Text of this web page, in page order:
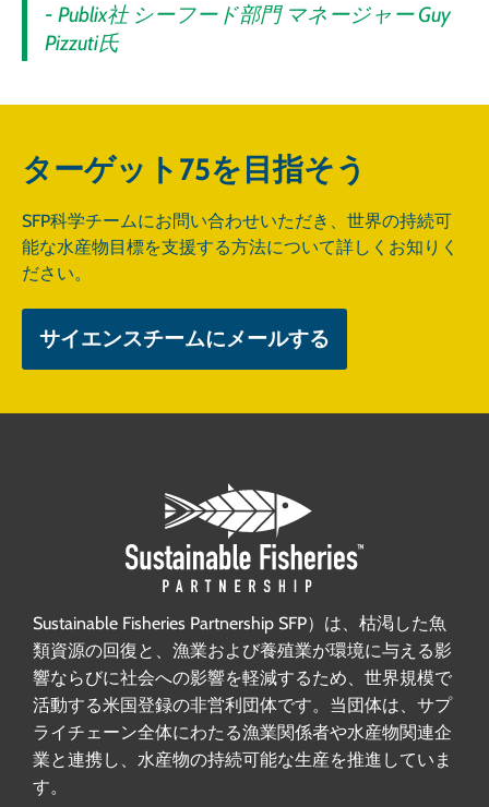
- Publix社 シーフード部門 マネージャー Guy
Pizzuti氏
ターゲット75を目指そう
SFP科学チームにお問い合わせいただき、世界の持続可
能な水産物目標を支援する方法について詳しくお知りく
ださい。
サイエンスチームにメールする
Sustainable Fisheries Partnership SFP）は、枯渇した魚
類資源の回復と、漁業および養殖業が環境に与える影
響ならびに社会への影響を軽減するため、世界規模で
活動する米国登録の非営利団体です。当団体は、サプ
ライチェーン全体にわたる漁業関係者や水産物関連企
業と連携し、水産物の持続可能な生産を推進していま
す。